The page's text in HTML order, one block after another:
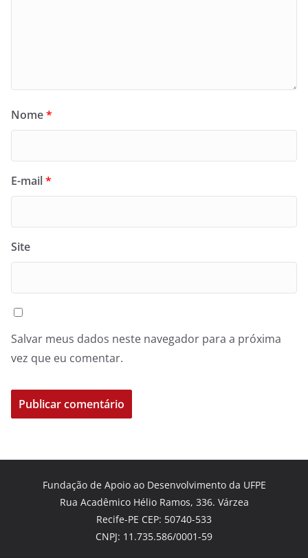
Nome*
E-mail*
Site
Salvar meus dados neste navegador para a próxima
vez que eu comentar.
Fundação de Apoio ao Desenvolvimento da UFPE
Rua Acadêmico Hélio Ramos, 336. Várzea
Recife-PE CEP: 50740-533
CNPJ: 11.735.586/0001-59